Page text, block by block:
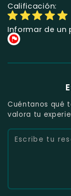
Calificación:
Informar de un
Cuéntanos qué
valora tu